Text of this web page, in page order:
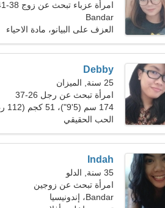
امرأة عزباء تبحث عن زوج 38-41
Bandar
العزف على البيانو، مادة الاحياء
Debby
25 سنة, الميزان
امرأة تبحث عن رجل 26-37
174 سم (5'9")، 51 كجم (112 رطلا)
الحب الحقيقي
Indah
35 سنة, الدلو
امرأة تبحث عن زوجين
Bandar، إندونيسيا